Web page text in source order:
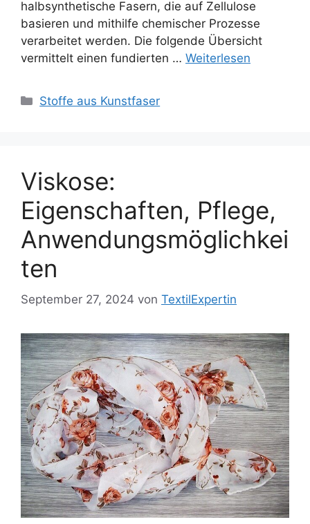
halbsynthetische Fasern, die auf Zellulose
basieren und mithilfe chemischer Prozesse
verarbeitet werden. Die folgende Übersicht
vermittelt einen fundierten … Weiterlesen
Kategorien
Stoffe aus Kunstfaser
Viskose:
Eigenschaften, Pflege,
Anwendungsmöglichkei
ten
September 27, 2024 von TextilExpertin